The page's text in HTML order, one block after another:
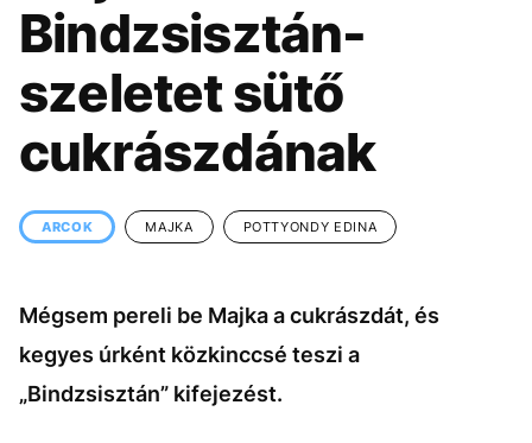
KÖZÉLET UTAZÁS
ÉLETMÓD DESIGN
BESZÉLGETÉSEK ARCOK
VIDEÓ TÖRTÉNETEK
Bindzsisztán-
szeletet sütő
cukrászdának
ARCOK MAJKA POTTYONDY EDINA
Mégsem pereli be Majka a cukrászdát, és
kegyes úrként közkinccsé teszi a
„Bindzsisztán” kifejezést.